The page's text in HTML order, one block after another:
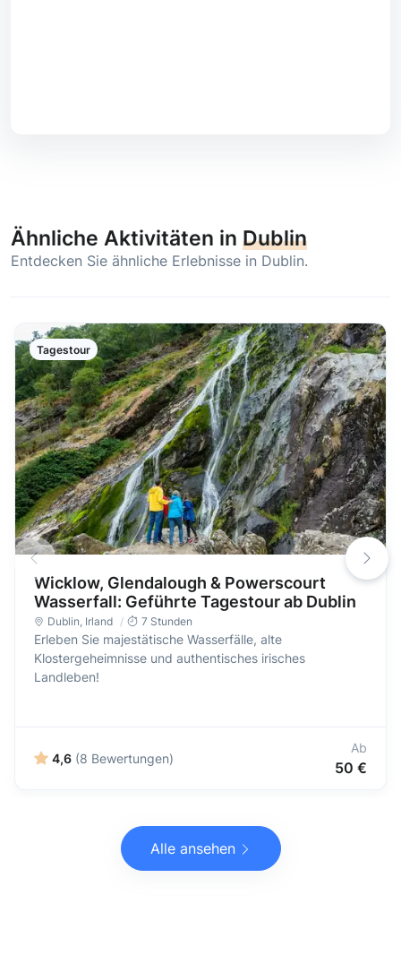
Ähnliche Aktivitäten in Dublin
Entdecken Sie ähnliche Erlebnisse in Dublin.
Tagestour
Wicklow, Glendalough & Powerscourt
Wasserfall: Geführte Tagestour ab Dublin
Dublin Irland 7 Stunden
Erleben Sie majestätische Wasserfälle, alte
Klostergeheimnisse und authentisches irisches
Landleben!
4,6 (8 Bewertungen)
Ab
50 €
Alle ansehen